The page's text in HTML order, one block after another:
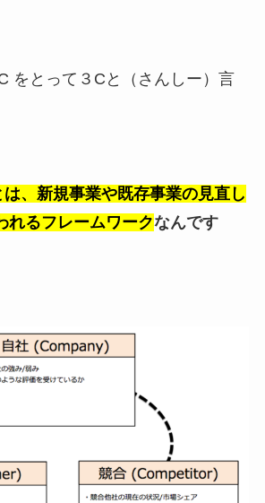
をとって３Cと（さんしー）言
は、新規事業や既存事業の見直し
れるフレームワークなんです